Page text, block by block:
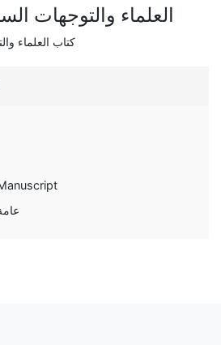
العلماء والتوجهات
كتاب العلماء